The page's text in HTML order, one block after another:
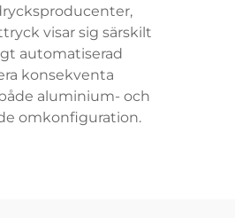
visar sig särskilt
automatiserad
konsekventa
aluminium- och
omkonfiguration.